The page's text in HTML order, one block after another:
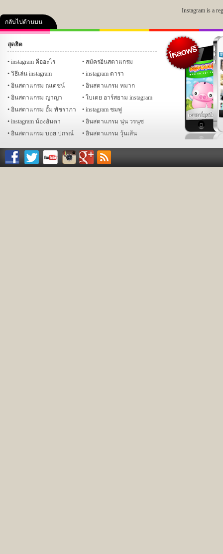
อิจฉาเนอะ #เสือสมิงInstagram is a
กลับไปด้านบน
เฟซบุ๊ก ทวิ
Glitter
สุดฮิต
instagram คืออะไร
สมัครอินสตาแกรม
วิธีเล่น instagram
instagram ดารา
อินสตาแกรม ณเดชน์
อินสตาแกรม หมาก
อินสตาแกรม ญาญ่า
ใบเตย อาร์สยาม instagram
อินสตาแกรม อั้ม พัชราภา
instagram ชมพู่
instagram น้องอันดา
อินสตาแกรม นุ่น วรนุช
อินสตาแกรม บอย ปกรณ์
อินสตาแกรม วุ้นเส้น